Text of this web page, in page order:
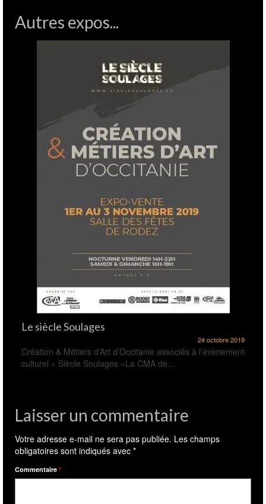
Autres expos...
Le siècle Soulages
24 octobre 2019
Création & Métiers d’Art d’Occitanie associés à l’évènement
culturel « Siècle Soulages »La CMA de...
Laisser un commentaire
Votre adresse e-mail ne sera pas publiée. Les champs
obligatoires sont indiqués avec *
Commentaire *